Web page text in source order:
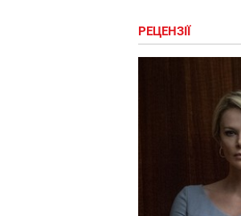
РЕЦЕНЗІЇ